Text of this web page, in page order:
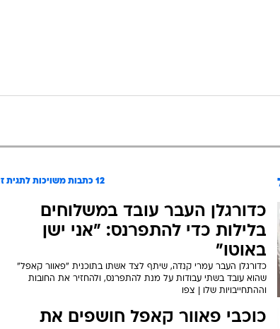
12 כתבות משויכות לתגית זו
כדורגלן העבר עובד במשלוחים
בלילות כדי להתפרנס: "אני ישן
באוטו"
כדורגלן העבר עמרי קנדה, שיתף לצד אשתו בתוכנית "פאוור קאפל"
שהוא עובד בשתי עבודות על מנת להתפרנס, ולהחזיר את החובות
וההתחייבויות שלו | צפו
כוכבי פאוור קאפל חושפים את